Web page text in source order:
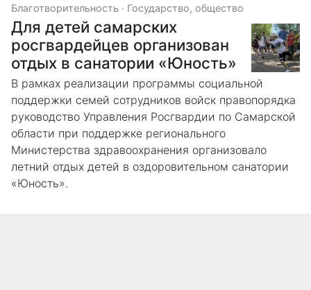
Благотворительность · Государство, общество
Для детей самарских
росгвардейцев организован
отдых в санатории «Юность»
В рамках реализации программы социальной
поддержки семей сотрудников войск правопорядка
руководство Управления Росгвардии по Самарской
области при поддержке регионального
Министерства здравоохранения организовало
летний отдых детей в оздоровительном санатории
«Юность».